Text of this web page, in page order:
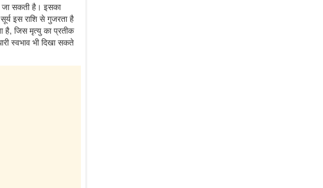
जा सकती है। इसका
इस राशि से गुजरता है
है, जिस मृत्यु का प्रतीक
स्वभाव भी दिखा सकते